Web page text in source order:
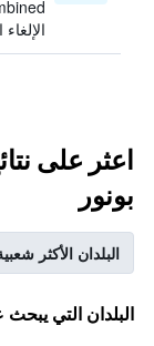
اعثر على
بونور
البلدان الأكثر
البلدان التي